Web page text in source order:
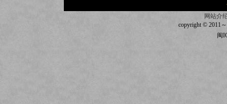
网站介
copyright © 2011
闽